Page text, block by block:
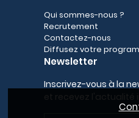
Qui sommes-nous ?
Recrutement
Contactez-nous
Diffusez votre
Newsletter
Inscrivez-vous à la